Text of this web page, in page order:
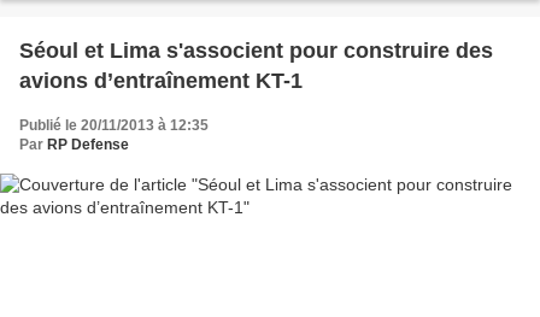
Séoul et Lima s'associent pour construire des
avions d’entraînement KT-1
Publié le 20/11/2013 à 12:35
Par RP Defense